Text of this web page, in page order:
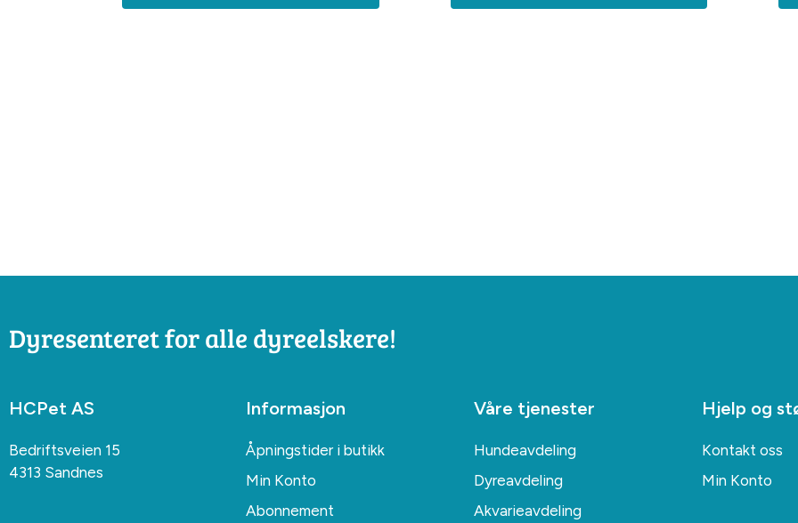
Dyresenteret for alle dyreelskere!
HCPet AS
Bedriftsveien 15
4313 Sandnes
Informasjon
Åpningstider i butikk
Min Konto
Abonnement
Våre tjenester
Hundeavdeling
Dyreavdeling
Akvarieavdeling
Hjelp og
Kontakt oss
Min Konto